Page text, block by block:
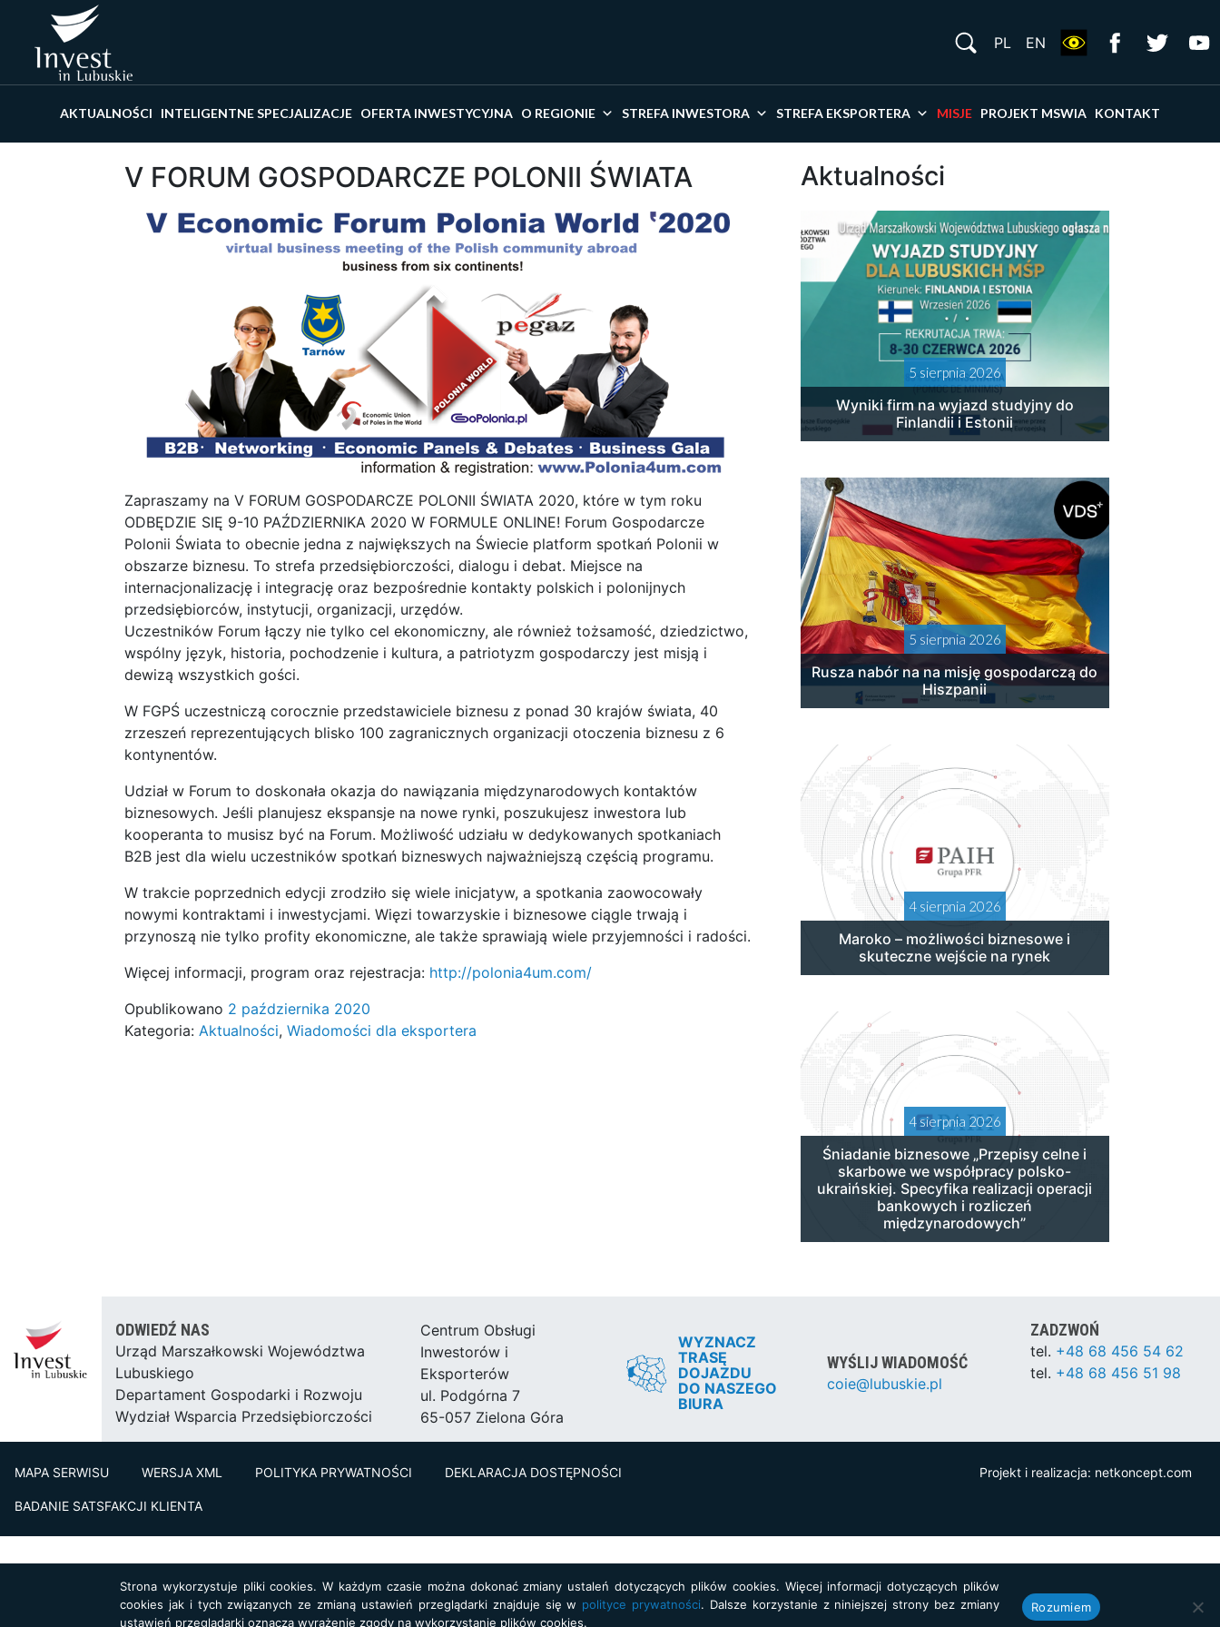
AKTUALNOŚCI INTELIGENTNE SPECJALIZACJE OFERTA INWESTYCYJNA O REGIONIE STREFA INWESTORA STREFA EKSPORTERA MISJE PROJEKT MSWIA KONTAKT
PL EN
V FORUM GOSPODARCZE POLONII ŚWIATA
Zapraszamy na V FORUM GOSPODARCZE POLONII ŚWIATA 2020, które w tym roku
ODBĘDZIE SIĘ 9-10 PAŹDZIERNIKA 2020 W FORMULE ONLINE! Forum Gospodarcze
Polonii Świata to obecnie jedna z największych na Świecie platform spotkań Polonii w
obszarze biznesu. To strefa przedsiębiorczości, dialogu i debat. Miejsce na
internacjonalizację i integrację oraz bezpośrednie kontakty polskich i polonijnych
przedsiębiorców, instytucji, organizacji, urzędów.
Uczestników Forum łączy nie tylko cel ekonomiczny, ale również tożsamość, dziedzictwo,
wspólny język, historia, pochodzenie i kultura, a patriotyzm gospodarczy jest misją i
dewizą wszystkich gości.
W FGPŚ uczestniczą corocznie przedstawiciele biznesu z ponad 30 krajów świata, 40
zrzeszeń reprezentujących blisko 100 zagranicznych organizacji otoczenia biznesu z 6
kontynentów.
Udział w Forum to doskonała okazja do nawiązania międzynarodowych kontaktów
biznesowych. Jeśli planujesz ekspansje na nowe rynki, poszukujesz inwestora lub
kooperanta to musisz być na Forum. Możliwość udziału w dedykowanych spotkaniach
B2B jest dla wielu uczestników spotkań bizneswych najważniejszą częścią programu.
W trakcie poprzednich edycji zrodziło się wiele inicjatyw, a spotkania zaowocowały
nowymi kontraktami i inwestycjami. Więzi towarzyskie i biznesowe ciągle trwają i
przynoszą nie tylko profity ekonomiczne, ale także sprawiają wiele przyjemności i radości.
Więcej informacji, program oraz rejestracja: http://polonia4um.com/
Opublikowano 2 października 2020
Kategoria: Aktualności, Wiadomości dla eksportera
Aktualności
5 sierpnia 2026
Wyniki firm na wyjazd studyjny do
Finlandii i Estonii
5 sierpnia 2026
Rusza nabór na na misję gospodarczą do
Hiszpanii
4 sierpnia 2026
Maroko – możliwości biznesowe i
skuteczne wejście na rynek
4 sierpnia 2026
Śniadanie biznesowe „Przepisy celne i
skarbowe we współpracy polsko-
ukraińskiej. Specyfika realizacji operacji
bankowych i rozliczeń
międzynarodowych”
ODWIEDŹ NAS
Urząd Marszałkowski Województwa
Lubuskiego
Departament Gospodarki i Rozwoju
Wydział Wsparcia Przedsiębiorczości
Centrum Obsługi
Inwestorów i
Eksporterów
ul. Podgórna 7
65-057 Zielona Góra
WYZNACZ
TRASĘ
DOJAZDU
DO NASZEGO
BIURA
WYŚLIJ WIADOMOŚĆ
coie@lubuskie.pl
ZADZWOŃ
tel. +48 68 456 54 62
tel. +48 68 456 51 98
MAPA SERWISU WERSJA XML POLITYKA PRYWATNOŚCI DEKLARACJA DOSTĘPNOŚCI
BADANIE SATSFAKCJI KLIENTA
Projekt i realizacja: netkoncept.com
Strona wykorzystuje pliki cookies. W każdym czasie można dokonać zmiany ustaleń dotyczących plików cookies. Więcej informacji dotyczących plików
cookies jak i tych związanych ze zmianą ustawień przeglądarki znajduje się w polityce prywatności. Dalsze korzystanie z niniejszej strony bez zmiany
ustawień przeglądarki oznacza wyrażenie zgody na wykorzystanie plików cookies.
Rozumiem